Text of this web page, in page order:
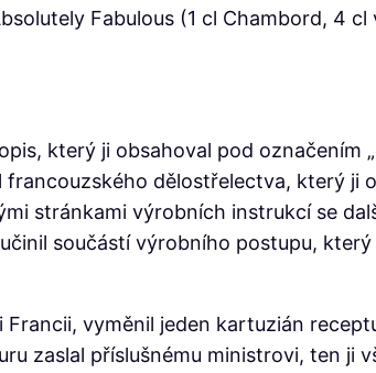
Fabulous (1 cl Chambord, 4
který ji obsahoval pod označením
francouzského dělostřelectva, který ji
stránkami výrobních instrukcí se
součástí výrobního postupu,
vyměnil jeden kartuzián
zaslal příslušnému ministrovi, ten ji